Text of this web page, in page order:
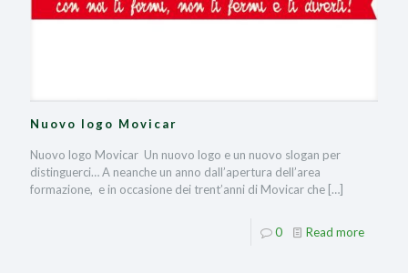
Nuovo logo Movicar
Nuovo logo Movicar Un nuovo logo e un nuovo slogan per
distinguerci… A neanche un anno dall’apertura dell’area
formazione, e in occasione dei trent’anni di Movicar che […]
0 Read more